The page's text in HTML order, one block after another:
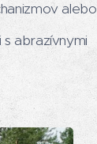
alebo
abrazívnymi